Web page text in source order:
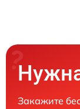
Закажите